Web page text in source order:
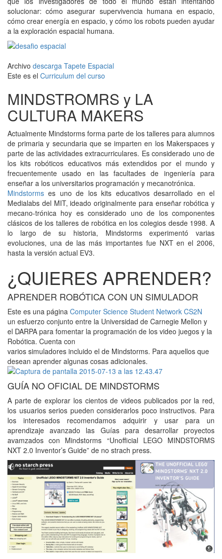
solucionar: cómo asegurar supervivencia humana en espacio,
cómo crear energía en espacio, y cómo los robots pueden ayudar
a la exploración espacial humana.
Archivo descarga Tapete Espacial
Este es el Curriculum del curso
MINDSTROMRS y LA
CULTURA MAKERS
Actualmente Mindstorms forma parte de los talleres para alumnos
de primaria y secundaria que se imparten en los Makerspaces y
parte de las actividades extracurriculares. Es considerado uno de
los kits robóticos educativos más extendidos por el mundo y
frecuentemente usado en las facultades de ingeniería para
enseñar a los universitarios programación y mecanotrónica.
Mindstorms es uno de los kits educativos desarrollado en el
Medialabs del MIT, ideado originalmente para enseñar robótica y
mecano-trónica hoy es considerado uno de los componentes
clásicos de los talleres de robótica en los colegios desde 1998. A
lo largo de su historia, Mindstorms experimentó varias
evoluciones, una de las más importantes fue NXT en el 2006,
hasta la versión actual EV3.
¿QUIERES APRENDER?
APRENDER ROBÓTICA CON UN SIMULADOR
Este es una página Computer Science Student Network CS2N
un esfuerzo conjunto entre la Universidad de Carnegie Mellon y
el DARPA para fomentar la programación de los video juegos y la
Robótica. Cuenta con
varios simuladores incluido el de Mindstorms. Para aquellos que
desean aprender algunas cosas adicionales.
GUÍA NO OFICIAL DE MINDSTORMS
A parte de explorar los cientos de videos publicados por la red,
los usuarios serios pueden considerarlos poco instructivos. Para
los interesados recomendamos adquirir y usar para un
aprendizaje avanzado las Guías para desarrollar proyectos
avamzados con Mindstorms “Unofficial LEGO MINDSTORMS
NXT 2.0 Inventor’s Guide” de no strach press.